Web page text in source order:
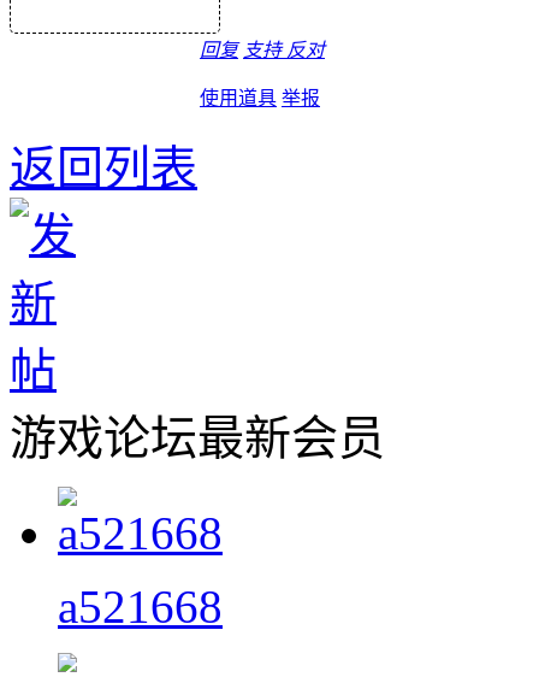
回复 支持 反对
使用道具 举报
返回列表
游戏论坛最新会员
a521668